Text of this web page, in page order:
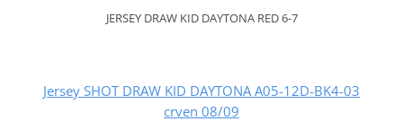
JERSEY DRAW KID DAYTONA RED 6-7
Jersey SHOT DRAW KID DAYTONA A05-12D-BK4-03
crven 08/09